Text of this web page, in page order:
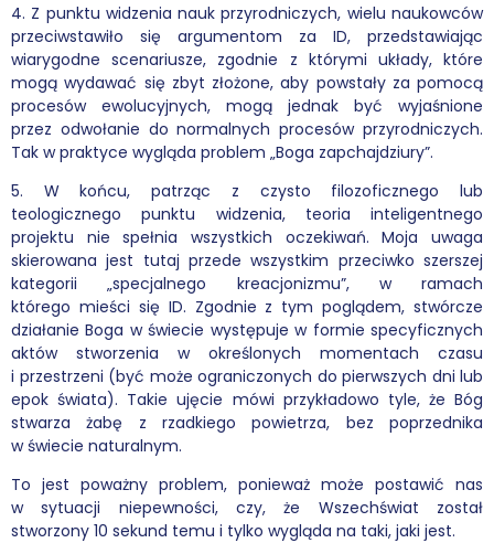
4. Z punktu widzenia nauk przyrodniczych, wielu naukowców
przeciwstawiło się argumentom za ID, przedstawiając
wiarygodne scenariusze, zgodnie z którymi układy, które
mogą wydawać się zbyt złożone, aby powstały za pomocą
procesów ewolucyjnych, mogą jednak być wyjaśnione
przez odwołanie do normalnych procesów przyrodniczych.
Tak w praktyce wygląda problem „Boga zapchajdziury”.
5. W końcu, patrząc z czysto filozoficznego lub
teologicznego punktu widzenia, teoria inteligentnego
projektu nie spełnia wszystkich oczekiwań. Moja uwaga
skierowana jest tutaj przede wszystkim przeciwko szerszej
kategorii „specjalnego kreacjonizmu”, w ramach
którego mieści się ID. Zgodnie z tym poglądem, stwórcze
działanie Boga w świecie występuje w formie specyficznych
aktów stworzenia w określonych momentach czasu
i przestrzeni (być może ograniczonych do pierwszych dni lub
epok świata). Takie ujęcie mówi przykładowo tyle, że Bóg
stwarza żabę z rzadkiego powietrza, bez poprzednika
w świecie naturalnym.
To jest poważny problem, ponieważ może postawić nas
w sytuacji niepewności, czy, że Wszechświat został
stworzony 10 sekund temu i tylko wygląda na taki, jaki jest.